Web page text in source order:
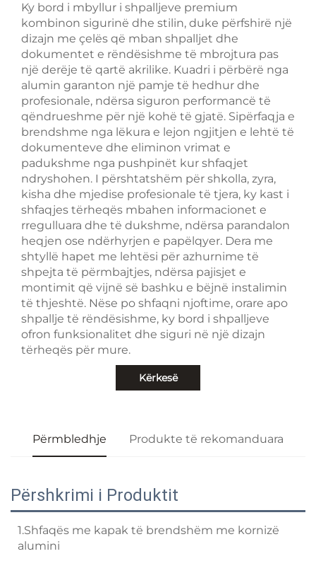
Ky bord i mbyllur i shpalljeve premium
kombinon sigurinë dhe stilin, duke përfshirë një
dizajn me çelës që mban shpalljet dhe
dokumentet e rëndësishme të mbrojtura pas
një derëje të qartë akrilike. Kuadri i përbërë nga
alumin garanton një pamje të hedhur dhe
profesionale, ndërsa siguron performancë të
qëndrueshme për një kohë të gjatë. Sipërfaqja e
brendshme nga lëkura e lejon ngjitjen e lehtë të
dokumenteve dhe eliminon vrimat e
padukshme nga pushpinët kur shfaqjet
ndryshohen. I përshtatshëm për shkolla, zyra,
kisha dhe mjedise profesionale të tjera, ky kast i
shfaqjes tërheqës mbahen informacionet e
rregulluara dhe të dukshme, ndërsa parandalon
heqjen ose ndërhyrjen e papëlqyer. Dera me
shtyllë hapet me lehtësi për azhurnime të
shpejta të përmbajtjes, ndërsa pajisjet e
montimit që vijnë së bashku e bëjnë instalimin
të thjeshtë. Nëse po shfaqni njoftime, orare apo
shpallje të rëndësishme, ky bord i shpalljeve
ofron funksionalitet dhe siguri në një dizajn
tërheqës për mure.
Kërkesë
Përmbledhje Produkte të rekomanduara
Përshkrimi i Produktit
1.Shfaqës me kapak të brendshëm me kornizë
alumini